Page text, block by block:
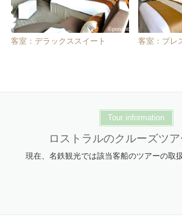
©ponant
客室：デラックススイート 客室：プレ
Tour information
ロストラルのクルーズツ
現在、名鉄観光では該当客船のツアーの取